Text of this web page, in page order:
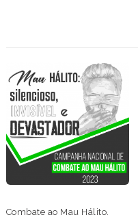
Combate ao Mau Hálito.